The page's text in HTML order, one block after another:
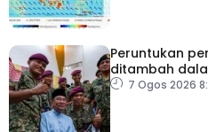
Peruntukan
ditambah
Belanjawan
7 Ogos 2026